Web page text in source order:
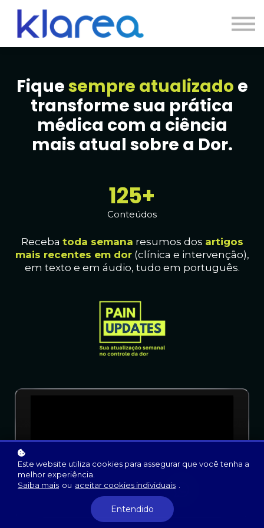
Contato
Cursos
Entrar
Fiquesempre atualizado e
transforme sua prática
médica com a ciência
mais atual sobre a Dor.
127+
Conteúdos
Receba toda semana resumos dos artigos
mais recentes em dor(clínica e intervenção),
em texto e em áudio, tudo em português.
Este website utiliza cookies para assegurar que você tenha a
melhor experiência.
Saiba mais ou aceitar cookies individuais
Entendido